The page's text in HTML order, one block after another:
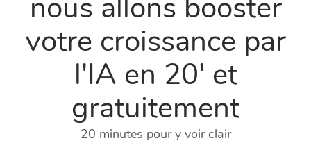
nous allons booster
votre croissance par
l'IA en 20′ et
gratuitement
20 minutes pour y voir clair